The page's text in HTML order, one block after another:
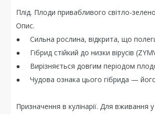
Плід. Плоди привабливого світло-
Опис.
● Сильна рослина, відкрита, що
● Гібрид стійкий до низки вірусів
● Вирізняється довгим періодом
● Чудова ознака цього гібрида — його
Призначення в кулінарії. Для вживання